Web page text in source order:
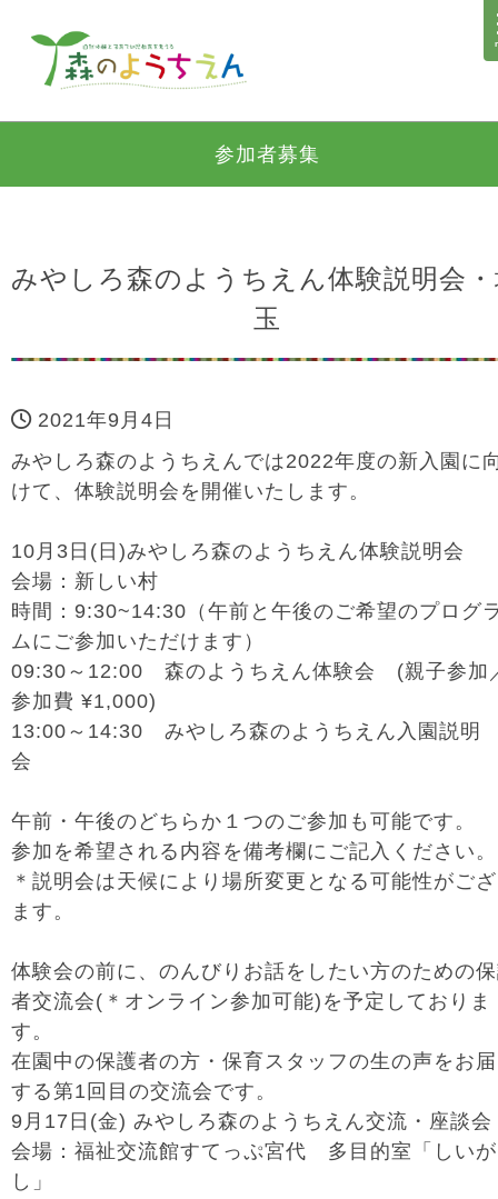
参加者募集
みやしろ森のようちえん体験説明会
玉
2021年9月4日
みやしろ森のようちえんでは2022年度の新入園に
けて、体験説明会を開催いたします。
10月3日(日)みやしろ森のようちえん体験説明会
会場：新しい村
時間：9:30~14:30（午前と午後のご希望のプログ
ムにご参加いただけます）
09:30～12:00 森のようちえん体験会 (親子参加
参加費 ¥1,000)
13:00～14:30 みやしろ森のようちえん入園説明
会
午前・午後のどちらか１つのご参加も可能です。
参加を希望される内容を備考欄にご記入ください。
＊説明会は天候により場所変更となる可能性がご
ます。
体験会の前に、のんびりお話をしたい方のための
者交流会(＊オンライン参加可能)を予定しておりま
す。
在園中の保護者の方・保育スタッフの生の声をお
する第1回目の交流会です。
9月17日(金) みやしろ森のようちえん交流・座談会
会場：福祉交流館すてっぷ宮代 多目的室「しいが
し」